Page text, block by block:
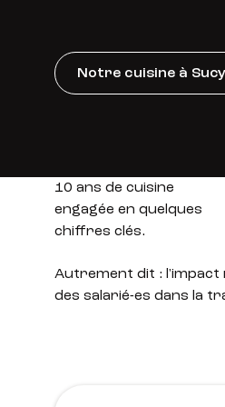
Notre cuisine à
10 ans de cuisine
engagée en quelques
chiffres clés.
Autrement dit : l'impact
des salarié-es dans la